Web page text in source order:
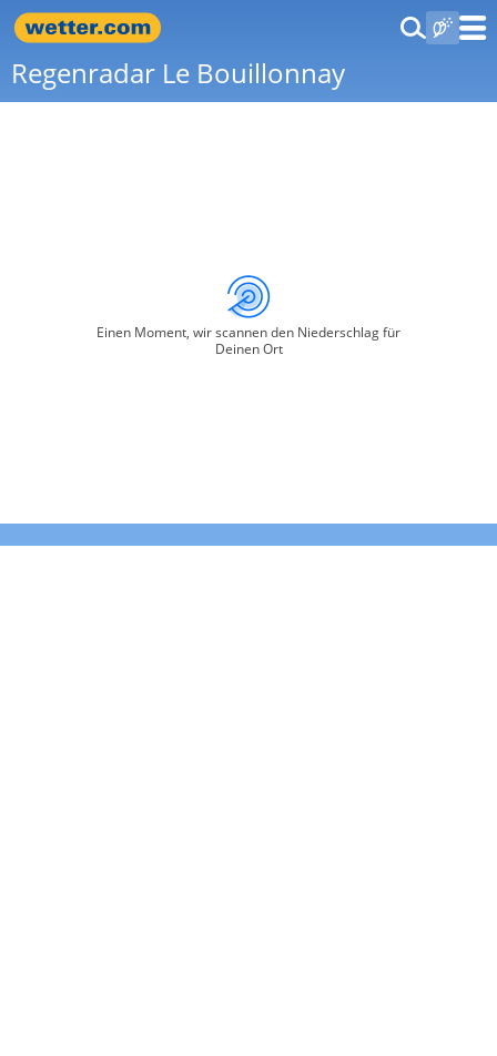
Regenradar Le Bouillonnay
Einen Moment, wir scannen den Niederschlag für
Deinen Ort